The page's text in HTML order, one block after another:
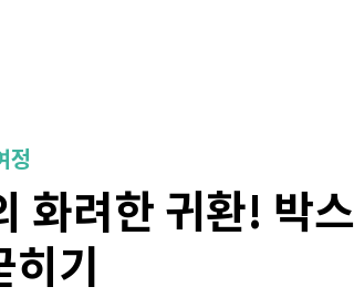
정
화려한 귀환! 박스
기